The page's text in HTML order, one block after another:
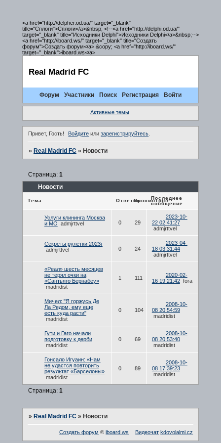
<a href="http://delpher.od.ua/" target="_blank"
title="Сплоги">Сплоги</a>&nbsp; <!--<a href="http://delphi.od.ua/"
target="_blank" title="Исходники Delphi">Исходники Delphi</a>&nbsp;-->
<a href="http://iboard.ws/" target="_blank" title="Создать
форум">Создать форум</a> &copy; <a href="http://iboard.ws/"
target="_blank">iboard.ws</a>
Real Madrid FC
Форум Участники Поиск Регистрация Войти
Активные темы
Привет, Гость! Войдите илизарегистрируйтесь.
» Real Madrid FC » Новости
Новости
Страница: 1
Тема ОтветовПросмотров
Последнее
сообщение
Услуги клининга Москва
и МО admjrttvel 0 29
2023-10-
22 02:41:27
admjrttvel
Секреты рулетки 2023г
admjrttvel
0 24
2023-04-
18 03:31:44
admjrttvel
«Реал» шесть месяцев
не терял очки на
«Сантьяго Бернабеу»
madridist
1 111
2020-02-
16 19:21:42 fora
Мичел: "Я горжусь Де
Ла Редом, ему еще
есть куда расти"
madridist
0 104
2008-10-
08 20:54:59
madridist
Гути и Гаго начали
подготовку к дерби
madridist
0 69
2008-10-
08 20:53:40
madridist
Гонсало Игуаин: «Нам
не удастся повторить
результат «Барселоны»
madridist
0 89
2008-10-
08 17:39:23
madridist
Страница: 1
» Real Madrid FC » Новости
Создать форум ©iboard.ws Видеочат kdovolalmi.cz